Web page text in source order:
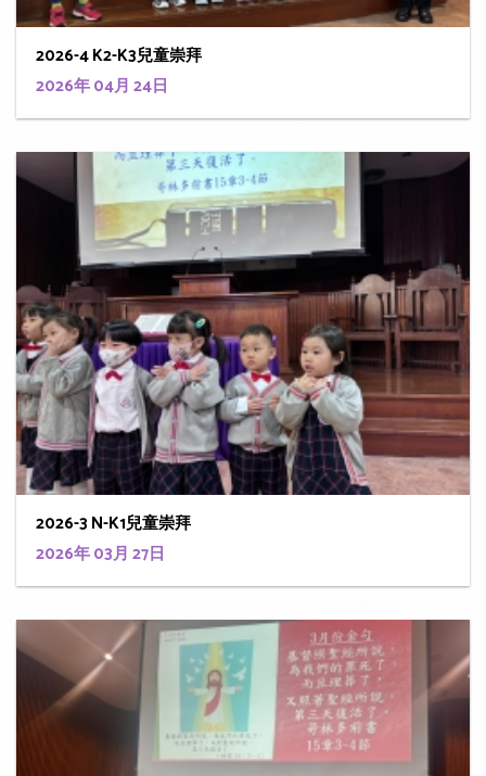
2026-4 K2-K3兒童崇拜
2026年 04月 24日
2026-3 N-K1兒童崇拜
2026年 03月 27日